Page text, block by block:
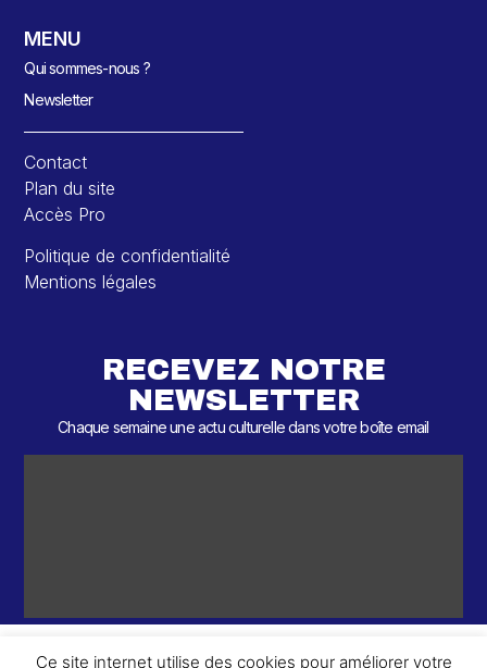
MENU
Qui sommes-nous ?
Newsletter
Contact
Plan du site
Accès Pro
Politique de confidentialité
Mentions légales
RECEVEZ NOTRE
NEWSLETTER
Chaque semaine une actu culturelle dans votre boîte email
Ce site internet utilise des cookies pour améliorer votre